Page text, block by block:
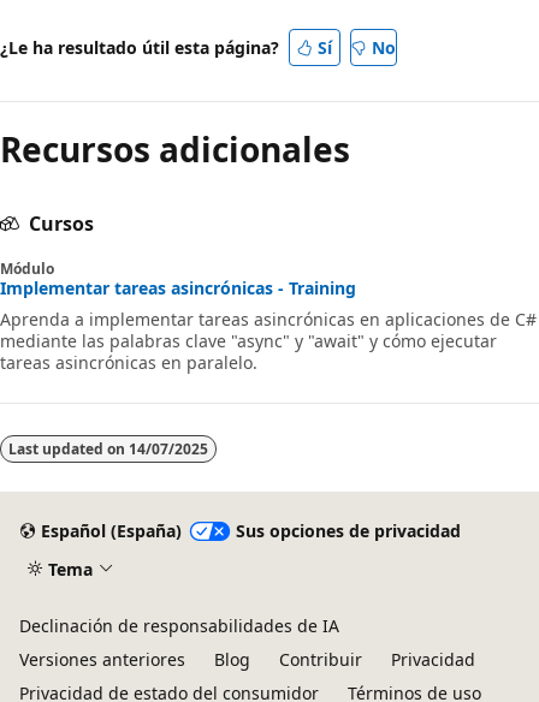
¿Le ha resultado útil esta página? Sí No
Recursos adicionales
Cursos
Módulo
Implementar tareas asincrónicas - Training
Aprenda a implementar tareas asincrónicas en aplicaciones de C#
mediante las palabras clave "async" y "await" y cómo ejecutar
tareas asincrónicas en paralelo.
Last updated on 14/07/2025
Español (España)
Sus opciones de privacidad
Tema
Declinación de responsabilidades de IA
Versiones anteriores
Blog Contribuir
Privacidad
Privacidad de estado del consumidor
Términos de uso